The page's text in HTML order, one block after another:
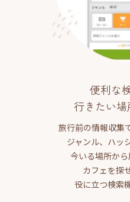
便利な
行きたい場
旅行前の情報収集
ジャンル、ハッ
今いる場所か
カフェを探
役に立つ検索